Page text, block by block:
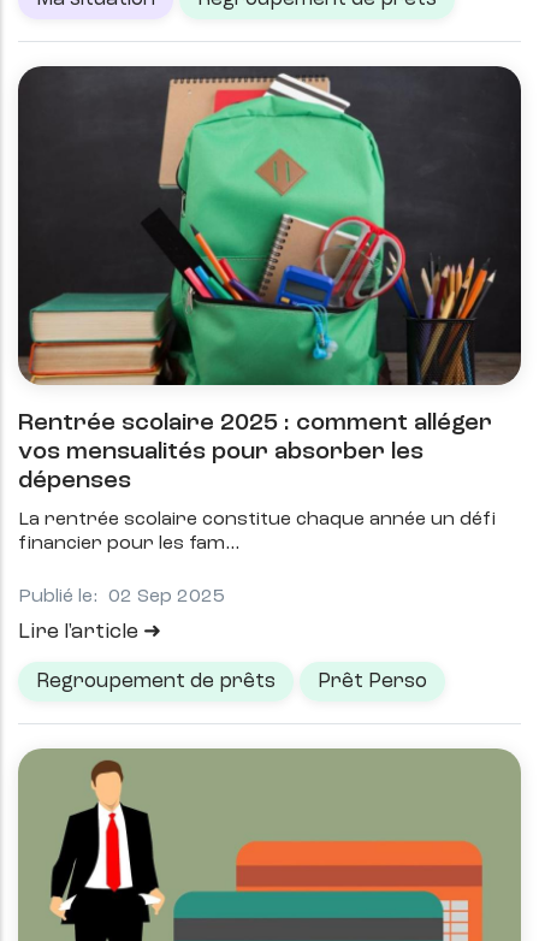
Rentrée scolaire 2025 : comment alléger
vos mensualités pour absorber les
dépenses
La rentrée scolaire constitue chaque année un défi
financier pour les fam
Publié le: 02 Sep 2025
Lire l'article
Regroupement de prêts Prêt Perso